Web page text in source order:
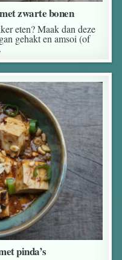
zwarte bonen
eten? Maak dan deze
gehakt en amsoi (of
pinda’s